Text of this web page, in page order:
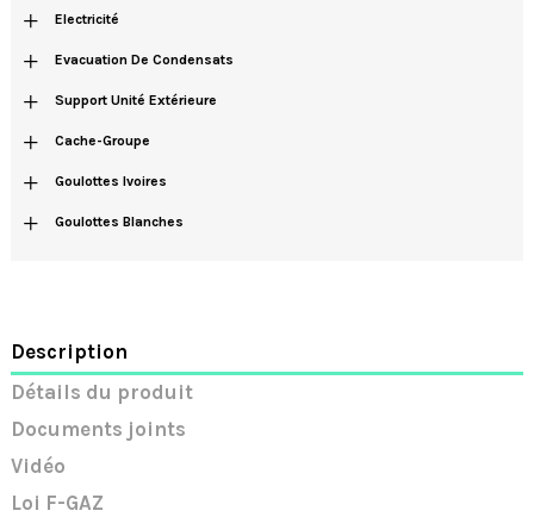
+ Electricité
+ Evacuation De Condensats
+ Support Unité Extérieure
+ Cache-Groupe
+ Goulottes Ivoires
+ Goulottes Blanches
Description
Détails du produit
Documents joints
Vidéo
Loi F-GAZ